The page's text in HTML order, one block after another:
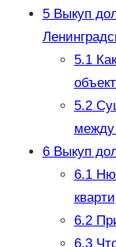
5Выкуп
5.1
5.2
6Выкуп
6.1
6.2
6.3